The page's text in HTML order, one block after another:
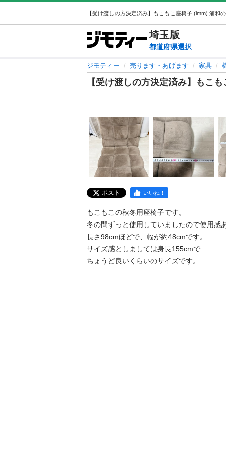
埼玉版
都道府県選択
ジモティー 売ります・あげます 家具
【受け渡しの方決定済み】もこ
ポスト いいね！
もこもこの秋冬用座椅子です。
冬の間ずっと使用していましたので使用感
長さ98cmほどで、幅が約48cmです。
サイズ感としましては身長155cmで
ちょうど良いくらいのサイズです。